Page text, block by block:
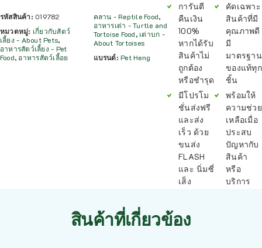
รหัสสินค้า: 019782
หมวดหมู่: เกี่ยวกับสัตว์
เลี้ยง - About Pets,
อาหารสัตว์เลี้ยง - Pet
Food, อาหารสัตว์เลี้อย
คลาน - Reptile Food,
อาหารเต่า - Turtle and
Tortoise Food, เต่าบก -
About Tortoises
แบรนด์: Pet Heng
การันตี
คืนเงิน
100%
หากได้รับ
สินค้าไม่
ถูกต้อง
หรือชำรุด
มีโปรโม
ชั่นส่งฟรี
และส่ง
เร็ว ด้วย
ขนส่ง
FLASH
และ นิ่มซี่
เส็ง
คัดเฉพาะ
สินค้าที่มี
คุณภาพดี
มี
มาตรฐาน
ของแท้ทุก
ชิ้น
พร้อมให้
ความช่วย
เหลือเมื่อ
ประสบ
ปัญหากับ
สินค้า
หรือ
บริการ
สินค้าที่เกี่ยวข้อง